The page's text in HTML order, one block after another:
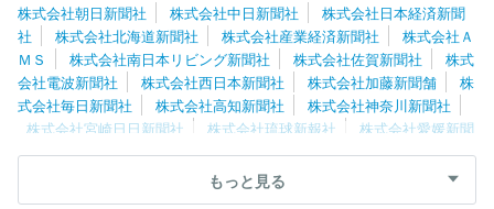
株式会社朝日新聞社 株式会社中日新聞社
株式会社日本経済新聞
社
株式会社北海道新聞社 株式会社産業経済新聞社
株式会社Ａ
ＭＳ
株式会社南日本リビング新聞社 株式会社佐賀新聞社
株式
会社電波新聞社
株式会社西日本新聞社 株式会社加藤新聞舗
株
式会社毎日新聞社
株式会社高知新聞社
株式会社神奈川新聞社
株式会社宮崎日日新聞社
株式会社琉球新報社
株式会社愛媛新聞
社
株式会社新聞展望社 株式会社読売新聞東京本社
株式会社東
株式会社新潟日報社 株式会社夕刊三重新聞社
株式会
社週刊つりニュース
もっと見る